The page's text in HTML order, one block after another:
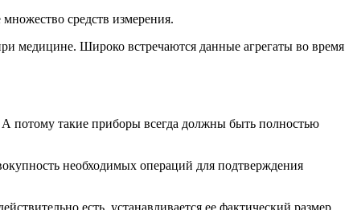
средств измерения.
медицине. Широко встречаются данные агрегаты во время
А потому такие приборы всегда должны быть полностью
необходимых операций для подтверждения
есть, устанавливается ее фактический размер.